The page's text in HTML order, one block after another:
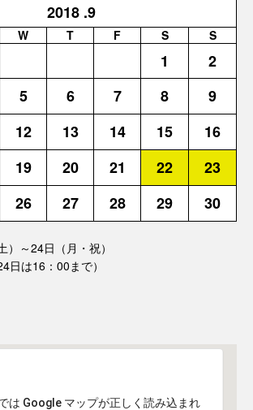
2018 .9
W T F S S
1
2
5 6 7 8
9
12 13 14 15
16
19 20 21 22
23
26 27 28 29 30
～24日（月・祝）
日は16：00まで）
は Google マップが正しく読み込まれ